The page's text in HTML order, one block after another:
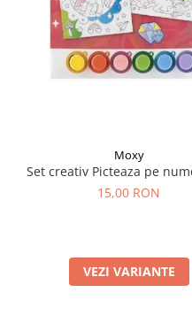
Moxy
Set creativ Picteaza pe
15,00 RON
VEZI VARIANTE